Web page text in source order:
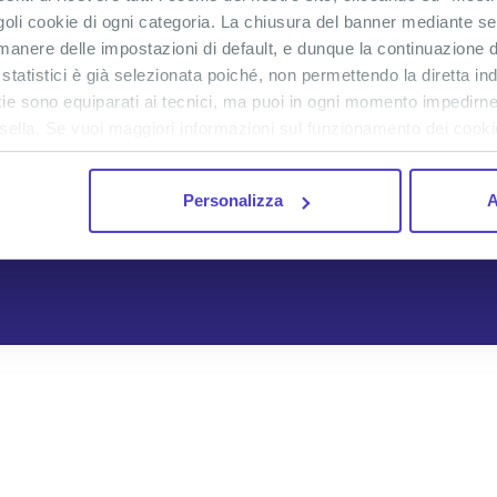
cookie di ogni categoria. La chiusura del banner mediante
delle impostazioni di default, e dunque la continuazione
è già selezionata poiché, non permettendo la diretta
sono equiparati ai tecnici, ma puoi in ogni momento
Personalizza
AGO AGO AGO AGO SET SET
117 €-143 €
Sian ka'an
Adventure
86 €-105 € Cocobongo Playa del